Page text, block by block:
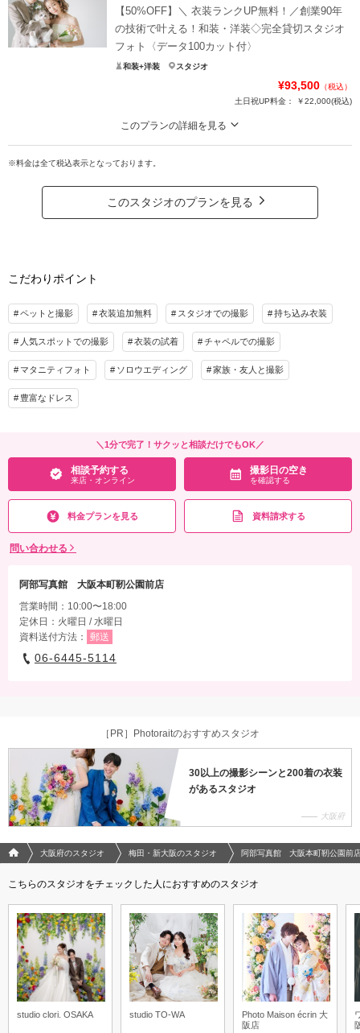
毎月満枠のとってもお得なプラン◎
気になる方はお早めにお問い合わせください…！
※ご予約は先着順のため、埋まる場合もございます。
新婦衣装2着
家族と撮影 ペットと撮影
クセサリーチェンジ・衣裳アップグレード無し・ペット同伴可能
相談予約する
来店・オンライン
撮影日の空き
を確認する
【50%OFF】＼ 衣装ランクUP無料！／創業90年
の技術で叶える！和装・洋装◇完全貸切スタジオ
フォト〈データ100カット付〉
和装+洋装 スタジオ
¥93,500 （税込）
土日祝UP料金：
￥22,000(税込)
このプランの詳細を見る
フォトレイト限定50％OFF！通常¥187,000(税込)→¥93,500(税込)
「和装・洋装どっちも着たい」「データが欲しい」そんな方に！
"完全貸切空間"で"おふたりらしい"フォトウェディング！
プラン詳細
撮影料 新婦衣装2着 新郎衣装2着
着付け ヘアメイク 小物一式
アルバム
家族用衣装レンタル
その他含むもの
カッターシャツ・ヘアアクセサリー・番傘・ブーケ・ブートニア・撮影小物・衣装チ
ェンジの際の髪飾り・衣裳アップグレード無し
※料金は全て税込表示となっております。
このスタジオのプランを見る
こだわりポイント
ペットと撮影 衣装追加無料 スタジオでの撮影 持ち込み衣装
人気スポットでの撮影 衣装の試着 チャペルでの撮影
マタニティフォト ソロウエディング 家族・友人と撮影
豊富なドレス
＼1分で完了！サクッと相談だけでもOK／
相談予約する
来店・オンライン
撮影日の空き
を確認する
料金プランを見る 資料請求する
問い合わせる
阿部写真館 大阪本町靭公園前店
営業時間：10:00〜18:00
定休日：火曜日 / 水曜日
資料送付方法：
郵送
06-6445-5114
［PR］Photoraitのおすすめスタジオ
30以上の撮影シーンと200着の衣装
があるスタジオ
大阪府
フォトウエディング/結婚写真のPhotorait ホーム
大阪府のスタジオ 梅田・新大阪のスタジオ 阿部写真館 大阪本町靭公園前
こちらのスタジオをチェックした人におすすめのスタジオ
studio clori. OSAKA studio TO-WA
Photo Maison écrin 大
阪店